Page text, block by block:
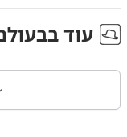
עוד ב